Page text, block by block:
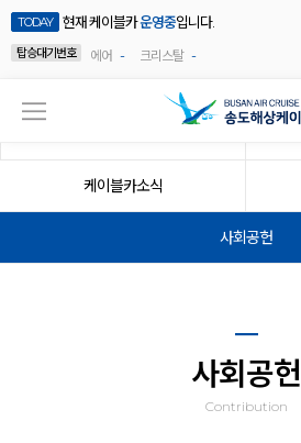
TODAY 현재 케이블카운영중입니다.
탑승대기번호
에어 - 크리스탈 -
케이블카소식
사회공헌
사회공헌
Contribution